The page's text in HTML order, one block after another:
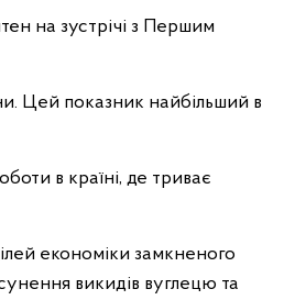
на зустрічі з Першим
Цей показник найбільший в
в країні, де триває
економіки замкненого
викидів вуглецю та